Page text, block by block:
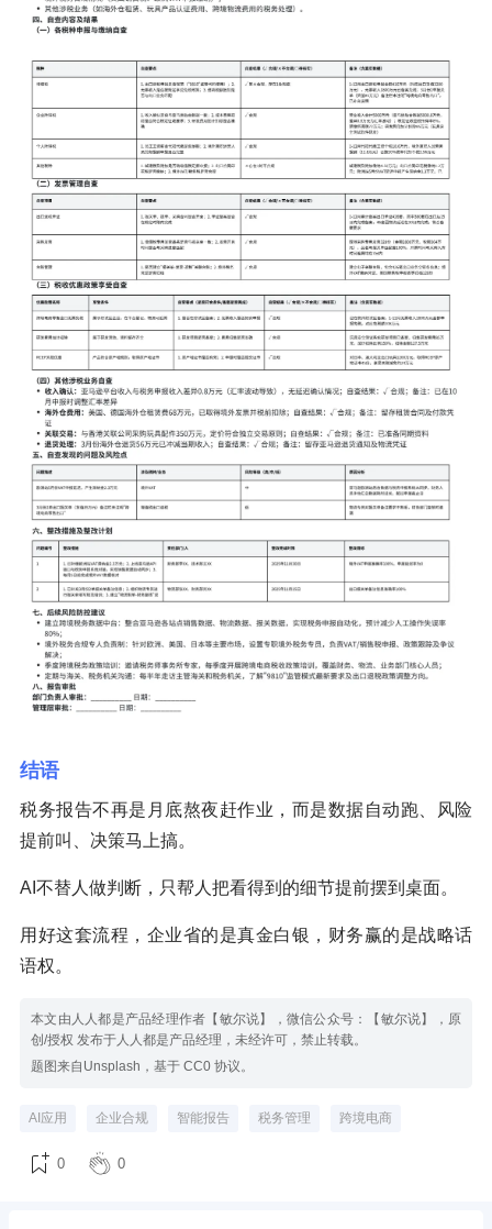
结语
税务报告不再是月底熬夜赶作业，而是数据自动跑、风险
提前叫、决策马上搞。
AI不替人做判断，只帮人把看得到的细节提前摆到桌面。
用好这套流程，企业省的是真金白银，财务赢的是战略话
语权。
本文由人人都是产品经理作者【敏尔说】，微信公众号：【敏尔说】，原
创/授权 发布于人人都是产品经理，未经许可，禁止转载。
题图来自Unsplash，基于 CC0 协议。
AI应用 企业合规 智能报告 税务管理 跨境电商
0 0